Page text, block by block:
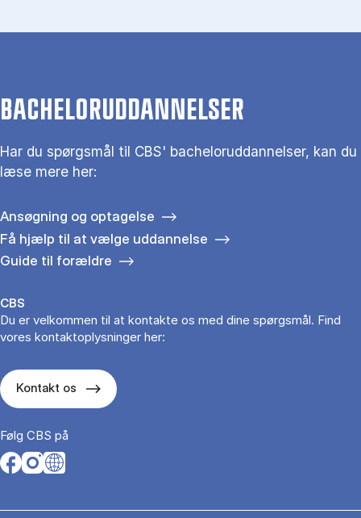
BACHELORUDDANNELSER
Har du spørgsmål til CBS' bacheloruddannelser, kan du
læse mere her:
Ansøgning og optagelse
Få hjælp til at vælge uddannelse
Guide til forældre
CBS
Du er velkommen til at kontakte os med dine spørgsmål. Find
vores kontaktoplysninger her:
Kontakt os
Følg CBS på
Opens in a new tab
Opens in a new tab
Opens in a new tab